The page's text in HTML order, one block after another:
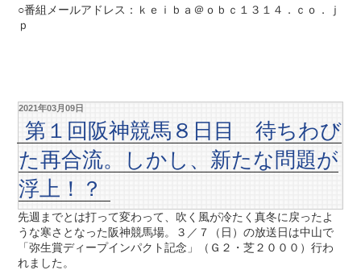
○番組メールアドレス：ｋｅｉｂａ＠ｏｂｃ１３１４．ｃｏ．ｊ
ｐ
2021年03月09日
第１回阪神競馬８日目 待ちわび
た再合流。しかし、新たな問題が
浮上！？
先週までとは打って変わって、吹く風が冷たく真冬に戻ったよ
うな寒さとなった阪神競馬場。３／７（日）の放送日は中山で
「弥生賞ディープインパクト記念」（Ｇ２・芝２０００）行わ
れました。